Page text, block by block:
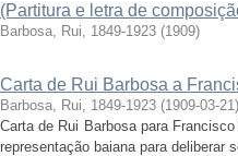
(Partitura e letra de
Barbosa, Rui, 1849-1923 (1909)
Carta de Rui Barbosa a
Barbosa, Rui, 1849-1923 (1909-03-21)
Carta de Rui Barbosa para
representação baiana para deliberar